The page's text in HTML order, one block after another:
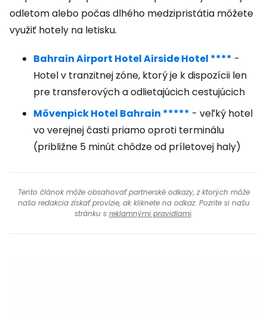
odletom alebo počas dlhého medzipristátia môžete
využiť hotely na letisku.
Bahrain Airport Hotel Airside Hotel **** -
Hotel v tranzitnej zóne, ktorý je k dispozícii len
pre transferových a odlietajúcich cestujúcich
Mövenpick Hotel Bahrain ***** - veľký hotel
vo verejnej časti priamo oproti terminálu
(približne 5 minút chôdze od príletovej haly)
Tento článok môže obsahovať partnerské odkazy, z ktorých môže
naša redakcia získať provízie, ak kliknete na odkaz. Pozrite si našu
stránku s reklamnými pravidlami.